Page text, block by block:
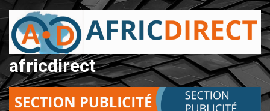
Aller
au
contenu
africdirect